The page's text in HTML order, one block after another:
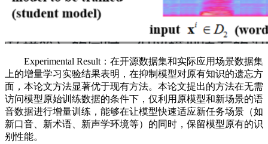
Experimental Result：在开源数据集和实际应用场景数据集
上的增量学习实验结果表明，在抑制模型对原有知识的遗忘方
面，本论文方法显著优于现有方法。本论文提出的方法在无需
访问模型原始训练数据的条件下，仅利用原模型和新场景的语
音数据进行增量训练，能够在让模型快速适应新任务场景（如
新口音、新术语、新声学环境等）的同时，保留模型原有的识
别性能。